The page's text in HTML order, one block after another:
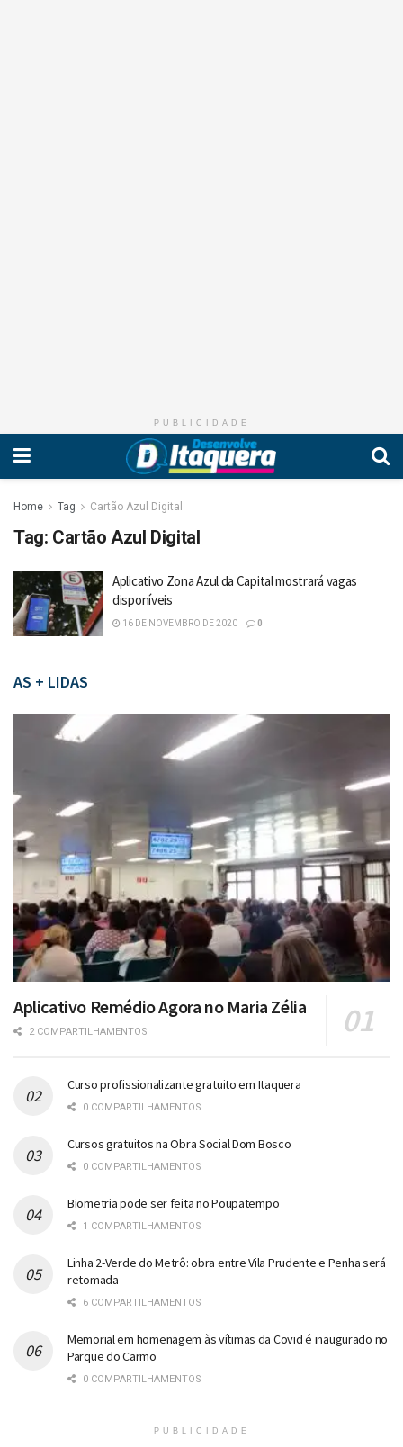
PUBLICIDADE
Home Tag Cartão Azul Digital
Tag: Cartão Azul Digital
Aplicativo Zona Azul da Capital mostrará vagas
disponíveis
16 DE NOVEMBRO DE 2020 0
AS + LIDAS
Aplicativo Remédio Agora no Maria Zélia
2 COMPARTILHAMENTOS
Curso profissionalizante gratuito em Itaquera
0 COMPARTILHAMENTOS
Cursos gratuitos na Obra Social Dom Bosco
0 COMPARTILHAMENTOS
Biometria pode ser feita no Poupatempo
1 COMPARTILHAMENTOS
Linha 2-Verde do Metrô: obra entre Vila Prudente e Penha será
retomada
6 COMPARTILHAMENTOS
Memorial em homenagem às vítimas da Covid é inaugurado no
Parque do Carmo
0 COMPARTILHAMENTOS
PUBLICIDADE